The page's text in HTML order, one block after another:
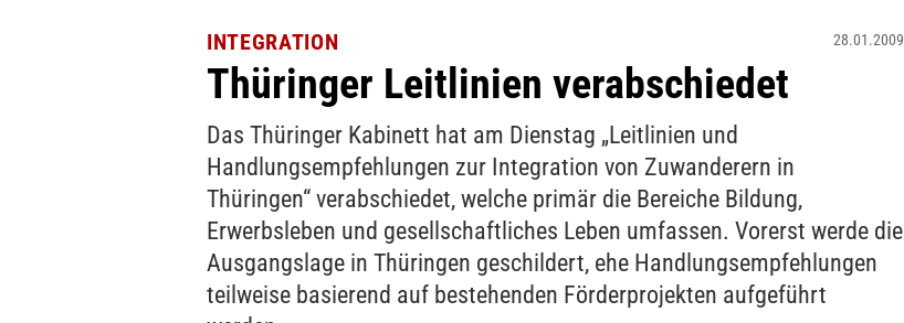
INTEGRATION
Thüringer Leitlinien verabschiedet
28.01.2009
Das Thüringer Kabinett hat am Dienstag „Leitlinien und
Handlungsempfehlungen zur Integration von Zuwanderern in
Thüringen“ verabschiedet, welche primär die Bereiche Bildung,
Erwerbsleben und gesellschaftliches Leben umfassen. Vorerst werde die
Ausgangslage in Thüringen geschildert, ehe Handlungsempfehlungen
teilweise basierend auf bestehenden Förderprojekten aufgeführt